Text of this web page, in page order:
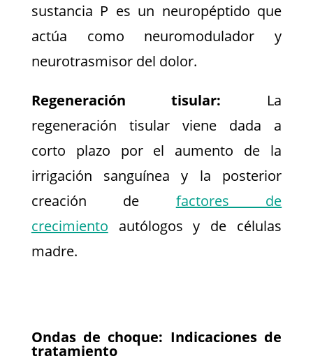
sustancia P es un neuropéptido que
actúa como neuromodulador y
neurotrasmisor del dolor.
Regeneración tisular: La
regeneración tisular viene dada a
corto plazo por el aumento de la
irrigación sanguínea y la posterior
creación de factores de
crecimiento autólogos y de células
madre.
Ondas de choque: Indicaciones de
tratamiento